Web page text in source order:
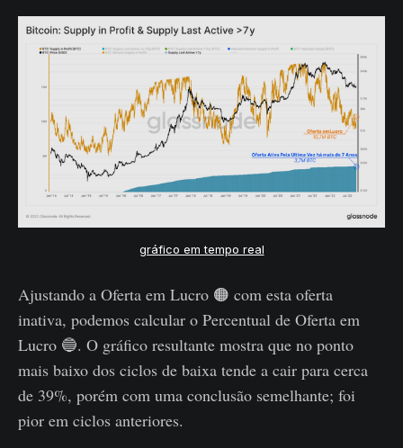
gráfico em tempo real
Ajustando a Oferta em Lucro 🟠 com esta oferta
inativa, podemos calcular o Percentual de Oferta em
Lucro 🔵. O gráfico resultante mostra que no ponto
mais baixo dos ciclos de baixa tende a cair para cerca
de 39%, porém com uma conclusão semelhante; foi
pior em ciclos anteriores.